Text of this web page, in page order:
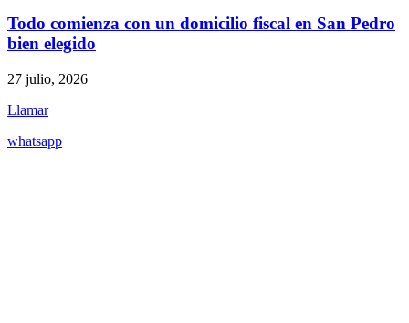
Todo comienza con un domicilio fiscal en San Pedro
bien elegido
27 julio, 2026
Llamar
whatsapp